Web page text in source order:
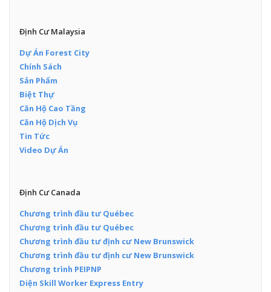
Định Cư Malaysia
Dự Án Forest City
Chính Sách
Sản Phẩm
Biệt Thự
Căn Hộ Cao Tầng
Căn Hộ Dịch Vụ
Tin Tức
Video Dự Án
Định Cư Canada
Chương trình đầu tư Québec
Chương trình đầu tư Québec
Chương trình đầu tư định cư New Brunswick
Chương trình đầu tư định cư New Brunswick
Chương trình PEIPNP
Diện Skill Worker Express Entry